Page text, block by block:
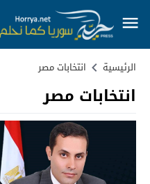
الرئيسية انتخابات مصر
انتخابات مصر